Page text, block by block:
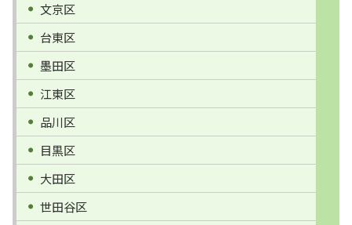
文京区
台東区
墨田区
江東区
品川区
目黒区
大田区
世田谷区